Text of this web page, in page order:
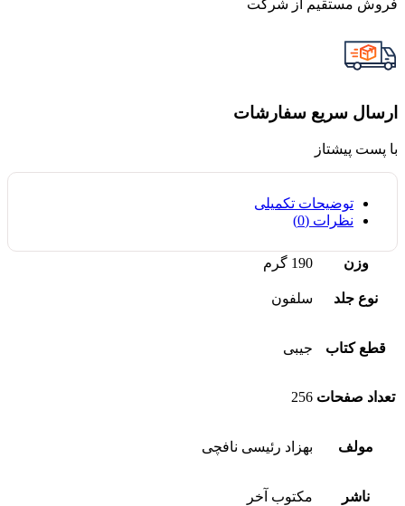
فروش مستقیم از شرکت
ارسال سریع سفارشات
با پست پیشتاز
توضیحات تکمیلی
نظرات (0)
وزن 190 گرم
نوع جلد سلفون
قطع کتاب جیبی
تعداد صفحات 256
مولف بهزاد رئیسی نافچی
ناشر مکتوب آخر